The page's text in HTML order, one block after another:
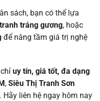
sách, bạn có thể lựa
tráng gương, hoặc
để nâng tầm giá trị nghệ
uy tín, giá tốt, đa dạng
, Siêu Thị Tranh Sơn
liên hệ ngay hôm nay